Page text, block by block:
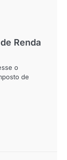
Renda
o
de